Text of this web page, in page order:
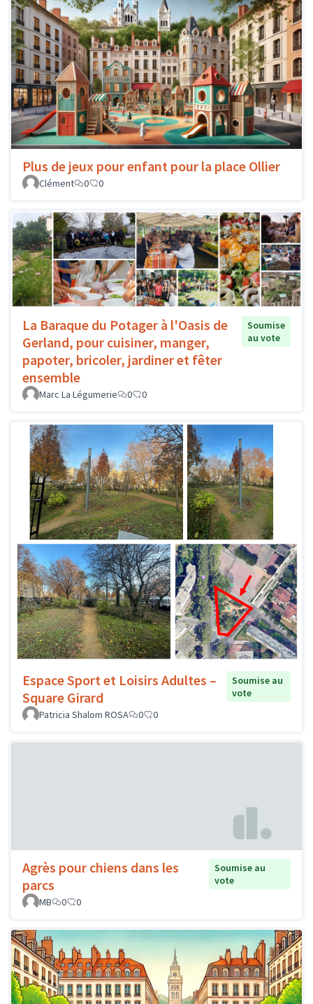
Plus de jeux pour enfant pour la place Ollier
Clément 0 0
La Baraque du Potager à l'Oasis de
Gerland, pour cuisiner, manger,
papoter, bricoler, jardiner et fêter
ensemble
Soumise
au vote
Marc La Légumerie 0 0
Espace Sport et Loisirs Adultes –
Square Girard
Soumise au
vote
Patricia Shalom ROSA
0 0
Agrès pour chiens dans les
parcs
Soumise au
vote
MB
0 0